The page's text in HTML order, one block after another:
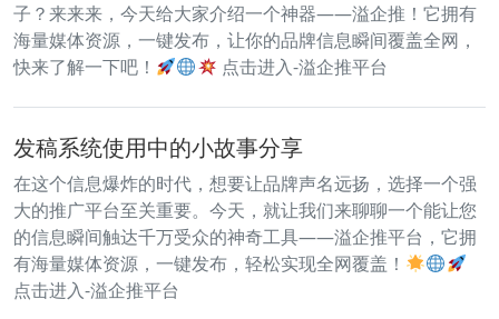
子？来来来，今天给大家介绍一个神器——溢企推！它拥有
海量媒体资源，一键发布，让你的品牌信息瞬间覆盖全网，
快来了解一下吧！
点击进入-溢企推平台
发稿系统使用中的小故事分享
在这个信息爆炸的时代，想要让品牌声名远扬，选择一个强
大的推广平台至关重要。今天，就让我们来聊聊一个能让您
的信息瞬间触达千万受众的神奇工具——溢企推平台，它拥
有海量媒体资源，一键发布，轻松实现全网覆盖！
点击进入-溢企推平台